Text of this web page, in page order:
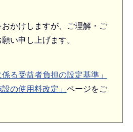
かけしますが、ご理解・ご
い申し上げます。
係る受益者負担の設定基準」
設の使用料改定」 ページをご